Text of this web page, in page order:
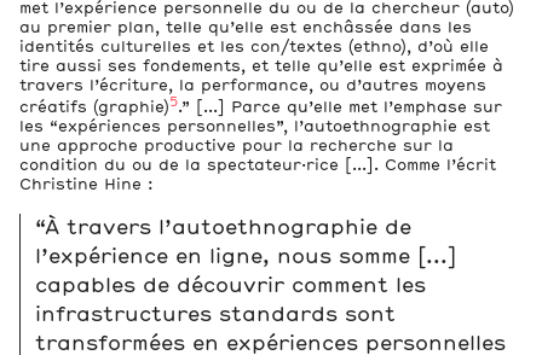
met l’expérience personnelle du ou de la chercheur (auto)
au premier plan, telle qu’elle est enchâssée dans les
identités culturelles et les con/textes (ethno), d’où elle
tire aussi ses fondements, et telle qu’elle est exprimée à
travers l’écriture, la performance, ou d’autres moyens
créatifs (graphie) 5.” [...] Parce qu’elle met l’emphase sur
les “expériences personnelles”, l’autoethnographie est
une approche productive pour la recherche sur la
condition du ou de la spectateur·rice [...]. Comme l’écrit
Christine Hine :
“À travers l’autoethnographie de
l’expérience en ligne, nous somme [...]
capables de découvrir comment les
infrastructures standards sont
transformées en expériences personnelles